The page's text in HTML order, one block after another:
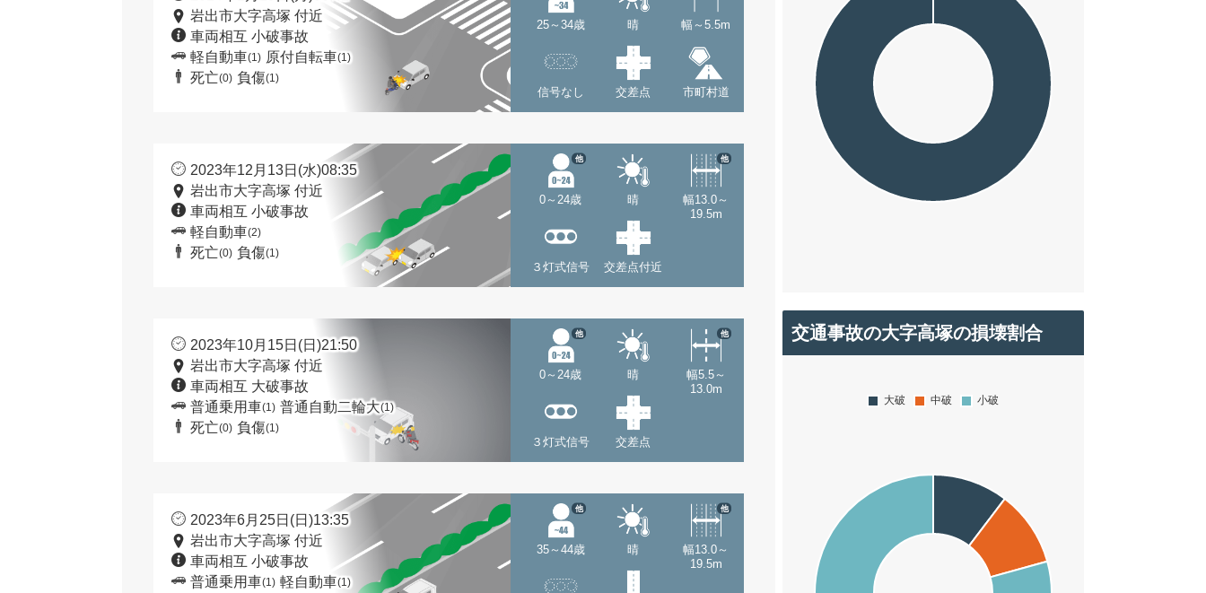
岩出市大字高塚 付近
車両相互 小破事故
軽自動車(1) 原付自転車(1)
死亡(0) 負傷(1)
25～34歳 晴 幅～5.5m
信号なし 交差点 市町村道
2023年12月13日(水)08:35
岩出市大字高塚 付近
車両相互 小破事故
軽自動車(2)
死亡(0) 負傷(1)
0～24歳
他
晴
幅13.0～
19.5m
他
３灯式信号 交差点付近
2023年10月15日(日)21:50
岩出市大字高塚 付近
車両相互 大破事故
普通乗用車(1) 普通自動二輪大(1)
死亡(0) 負傷(1)
0～24歳
他
晴
幅5.5～
13.0m
他
３灯式信号 交差点
2023年6月25日(日)13:35
岩出市大字高塚 付近
車両相互 小破事故
普通乗用車(1) 軽自動車(1)
35～44歳
他
晴
幅13.0～
19.5m
他
交通事故の大字高塚の損壊割合